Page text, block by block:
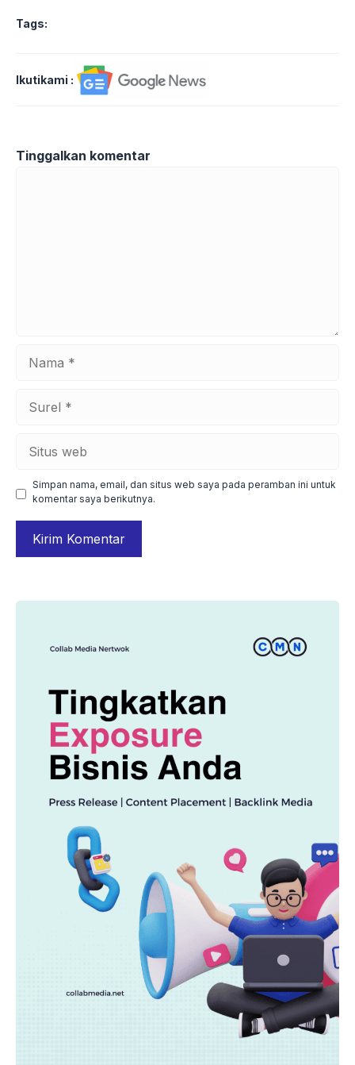
Tags:
Ikutikami :
Tinggalkan komentar
web
Simpan nama, email, dan situs web saya pada peramban ini untuk
komentar saya berikutnya.